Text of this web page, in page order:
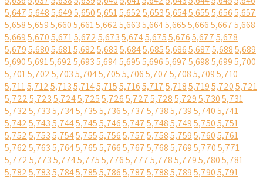
5,6475,6485,6495,6505,6515,6525,6535,6545,6555,6565,657
5,6585,6595,6605,6615,6625,6635,6645,6655,6665,6675,668
5,6695,6705,6715,6725,6735,6745,6755,6765,6775,678
5,6795,6805,6815,6825,6835,6845,6855,6865,6875,6885,689
5,6905,6915,6925,6935,6945,6955,6965,6975,6985,6995,700
5,7015,7025,7035,7045,7055,7065,7075,7085,7095,710
5,7115,7125,7135,7145,7155,7165,7175,7185,7195,7205,721
5,7225,7235,7245,7255,7265,7275,7285,7295,7305,731
5,7325,7335,7345,7355,7365,7375,7385,7395,7405,741
5,7425,7435,7445,7455,7465,7475,7485,7495,7505,751
5,7525,7535,7545,7555,7565,7575,7585,7595,7605,761
5,7625,7635,7645,7655,7665,7675,7685,7695,7705,771
5,7725,7735,7745,7755,7765,7775,7785,7795,7805,781
5,7825,7835,7845,7855,7865,7875,7885,7895,7905,791